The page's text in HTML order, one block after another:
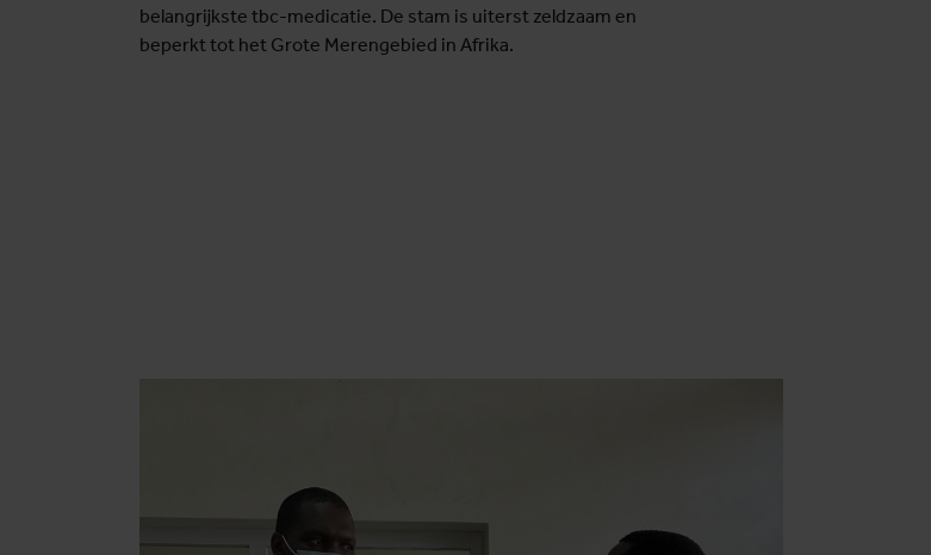
belangrijkste tbc-medicatie. De stam is uiterst zeldzaam en
beperkt tot het Grote Merengebied in Afrika.